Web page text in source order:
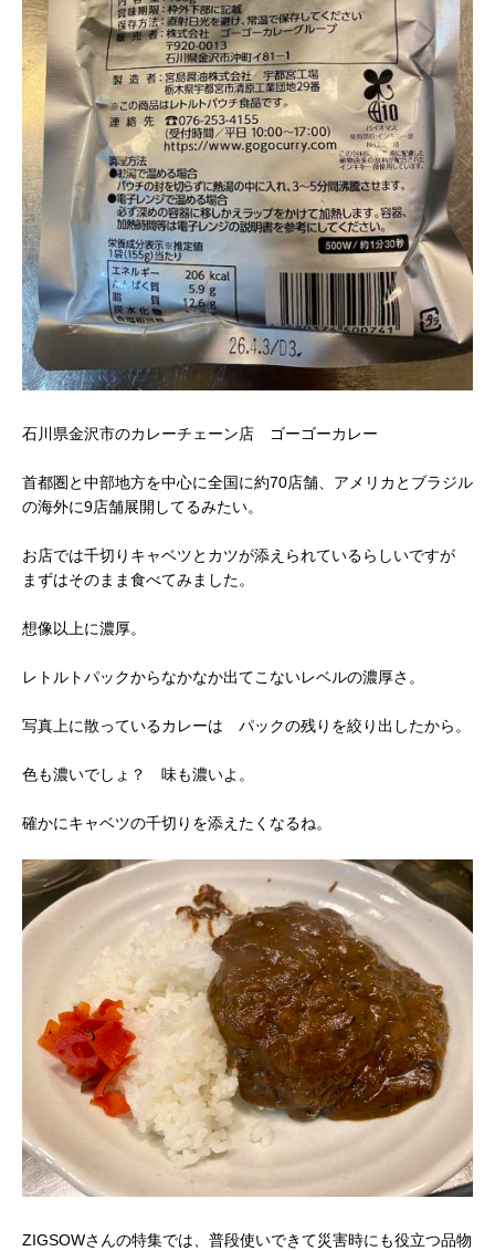
石川県金沢市のカレーチェーン店 ゴーゴーカレー
首都圏と中部地方を中心に全国に約70店舗、アメリカとブラジル
の海外に9店舗展開してるみたい。
お店では千切りキャベツとカツが添えられているらしいですが
まずはそのまま食べてみました。
想像以上に濃厚。
レトルトパックからなかなか出てこないレベルの濃厚さ。
写真上に散っているカレーは パックの残りを絞り出したから。
色も濃いでしょ？ 味も濃いよ。
確かにキャベツの千切りを添えたくなるね。
ZIGSOWさんの特集では、普段使いできて災害時にも役立つ品物